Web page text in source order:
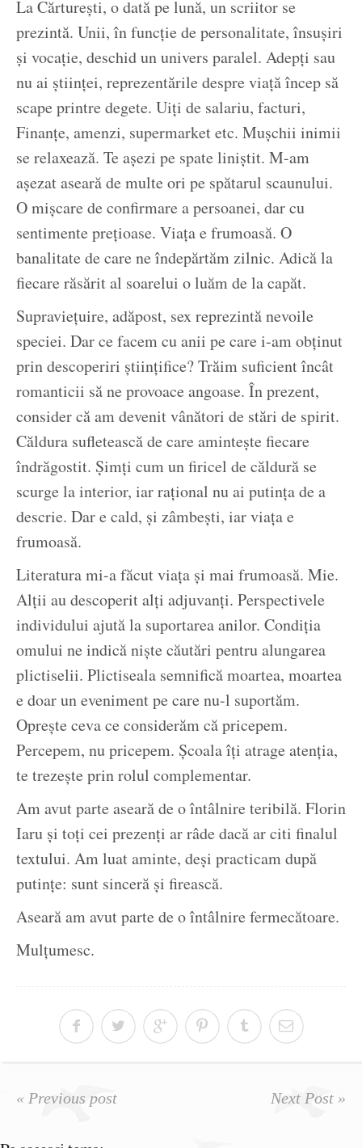
La Cărtureşti, o dată pe lună, un scriitor se
prezintă. Unii, în funcţie de personalitate, însuşiri
şi vocaţie, deschid un univers paralel. Adepţi sau
nu ai ştiinţei, reprezentările despre viaţă încep să
scape printre degete. Uiţi de salariu, facturi,
Finanţe, amenzi, supermarket etc. Muşchii inimii
se relaxează. Te aşezi pe spate liniştit. M-am
aşezat aseară de multe ori pe spătarul scaunului.
O mişcare de confirmare a persoanei, dar cu
sentimente preţioase. Viaţa e frumoasă. O
banalitate de care ne îndepărtăm zilnic. Adică la
fiecare răsărit al soarelui o luăm de la capăt.
Supravieţuire, adăpost, sex reprezintă nevoile
speciei. Dar ce facem cu anii pe care i-am obţinut
prin descoperiri ştiinţifice? Trăim suficient încât
romanticii să ne provoace angoase. În prezent,
consider că am devenit vânători de stări de spirit.
Căldura sufletească de care aminteşte fiecare
îndrăgostit. Şimţi cum un firicel de căldură se
scurge la interior, iar raţional nu ai putinţa de a
descrie. Dar e cald, şi zâmbeşti, iar viaţa e
frumoasă.
Literatura mi-a făcut viaţa şi mai frumoasă. Mie.
Alţii au descoperit alţi adjuvanţi. Perspectivele
individului ajută la suportarea anilor. Condiţia
omului ne indică nişte căutări pentru alungarea
plictiselii. Plictiseala semnifică moartea, moartea
e doar un eveniment pe care nu-l suportăm.
Opreşte ceva ce considerăm că pricepem.
Percepem, nu pricepem. Şcoala îţi atrage atenţia,
te trezeşte prin rolul complementar.
Am avut parte aseară de o întâlnire teribilă. Florin
Iaru şi toţi cei prezenţi ar râde dacă ar citi finalul
textului. Am luat aminte, deşi practicam după
putinţe: sunt sinceră şi firească.
Aseară am avut parte de o întâlnire fermecătoare.
Mulţumesc.
« Previous post Next Post »